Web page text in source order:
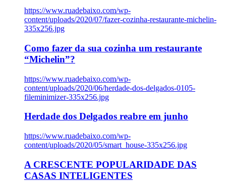
https://www.ruadebaixo.com/wp-
content/uploads/2020/07/fazer-cozinha-restaurante-michelin-
335x256.jpg
Como fazer da sua cozinha um restaurante
“Michelin”?
https://www.ruadebaixo.com/wp-
content/uploads/2020/06/herdade-dos-delgados-0105-
fileminimizer-335x256.jpg
Herdade dos Delgados reabre em junho
https://www.ruadebaixo.com/wp-
content/uploads/2020/05/smart_house-335x256.jpg
A CRESCENTE POPULARIDADE DAS
CASAS INTELIGENTES